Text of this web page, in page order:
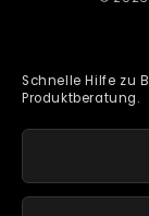
Schnelle Hilfe zu
Produktberatung.